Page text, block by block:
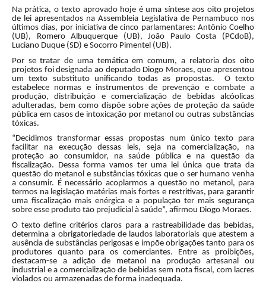
Na prática, o texto aprovado hoje é uma síntese aos oito projetos
de lei apresentados na Assembleia Legislativa de Pernambuco nos
últimos dias, por iniciativa de cinco parlamentares: Antônio Coelho
(UB), Romero Albuquerque (UB), João Paulo Costa (PCdoB),
Luciano Duque (SD) e Socorro Pimentel (UB).
Por se tratar de uma temática em comum, a relatoria dos oito
projetos foi designada ao deputado Diogo Moraes, que apresentou
um texto substituto unificando todas as propostas. O texto
estabelece normas e instrumentos de prevenção e combate a
produção, distribuição e comercialização de bebidas alcóolicas
adulteradas, bem como dispõe sobre ações de proteção da saúde
pública em casos de intoxicação por metanol ou outras substâncias
tóxicas.
“Decidimos transformar essas propostas num único texto para
facilitar na execução dessas leis, seja na comercialização, na
proteção ao consumidor, na saúde pública e na questão da
fiscalização. Dessa forma vamos ter uma lei única que trata da
questão do metanol e substâncias tóxicas que o ser humano venha
a consumir. É necessário acoplarmos a questão no metanol, para
termos na legislação matérias mais fortes e restritivas, para garantir
uma fiscalização mais enérgica e a população ter mais segurança
sobre esse produto tão prejudicial à saúde”, afirmou Diogo Moraes.
O texto define critérios claros para a rastreabilidade das bebidas,
determina a obrigatoriedade de laudos laboratoriais que atestem a
ausência de substâncias perigosas e impõe obrigações tanto para os
produtores quanto para os comerciantes. Entre as proibições,
destacam-se a adição de metanol na produção artesanal ou
industrial e a comercialização de bebidas sem nota fiscal, com lacres
violados ou armazenadas de forma inadequada.